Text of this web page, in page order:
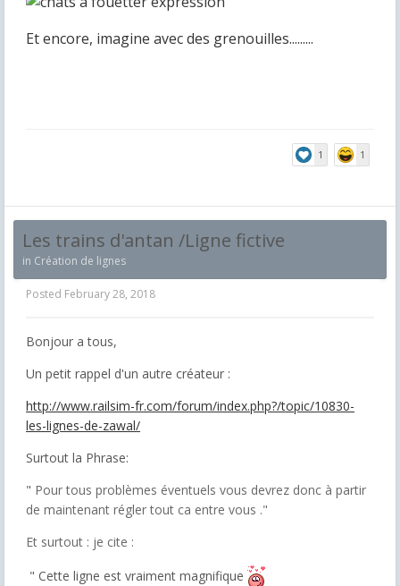
Et encore, imagine avec des grenouilles.........
1 1
Les trains d'antan /Ligne fictive
in Création de lignes
Posted February 28, 2018
Bonjour a tous,
Un petit rappel d'un autre créateur :
http://www.railsim-fr.com/forum/index.php?/topic/10830-
les-lignes-de-zawal/
Surtout la Phrase:
" Pour tous problèmes éventuels vous devrez donc à partir
de maintenant régler tout ca entre vous ."
Et surtout : je cite :
" Cette ligne est vraiment magnifique